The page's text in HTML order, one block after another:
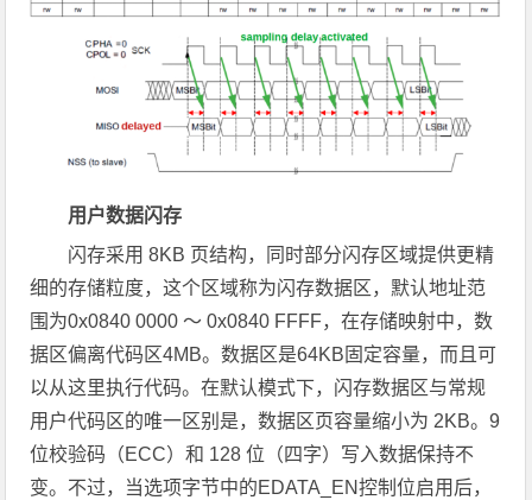
用户数据闪存
闪存采用 8KB 页结构，同时部分闪存区域提供更精
细的存储粒度，这个区域称为闪存数据区，默认地址范
围为0x0840 0000 ～ 0x0840 FFFF，在存储映射中，数
据区偏离代码区4MB。数据区是64KB固定容量，而且可
以从这里执行代码。在默认模式下，闪存数据区与常规
用户代码区的唯一区别是，数据区页容量缩小为 2KB。9
位校验码（ECC）和 128 位（四字）写入数据保持不
变。不过，当选项字节中的EDATA_EN控制位启用后，